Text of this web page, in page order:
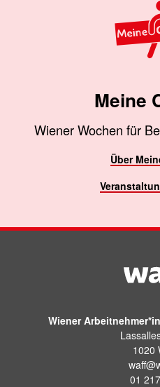
Meine
Wiener Wochen für
Über
Wiener
1020
01